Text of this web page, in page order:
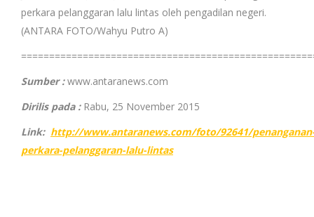
perkara pelanggaran lalu lintas oleh pengadilan negeri.
(ANTARA FOTO/Wahyu Putro A)
Sumber :www.antaranews.com
Dirilis pada :Rabu, 25 November 2015
Link: http://www.antaranews.com/foto/92641/
perkara-pelanggaran-lalu-lintas